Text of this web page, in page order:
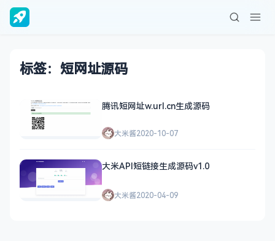
标签：短网址源码
腾讯短网址w.url.cn生成源码
大米酱2020-10-07
大米API短链接生成源码v1.0
大米酱2020-04-09